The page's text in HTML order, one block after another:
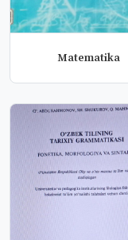
Matematika